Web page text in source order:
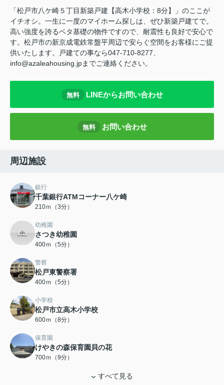
「松戸市八ケ崎５丁目新築戸建【高木小学校：8分】」のここが
イチオシ。一生に一度のマイホーム探しは、ぜひ新築戸建てで。
高い強度を誇るベタ基礎の物件ですので、耐震性も良好で安心で
す。松戸市の新京成電鉄常盤平周辺で安らぐ空間をお客様にご提
供いたします。戸建ての事なら047-710-8277、
info@azaleahousing.jpまでご連絡ください。
無料 LINEからお問い合わせ
無料 お問い合わせ
周辺施設
銀行
千葉銀行ATMコーナー八ケ崎
210ｍ（3分）
幼稚園
さつき幼稚園
400ｍ（5分）
警察
松戸東警察署
400ｍ（5分）
小学校
松戸市立高木小学校
600ｍ（8分）
保育園
けやきの森保育園貝の花
700ｍ（9分）
すべて見る